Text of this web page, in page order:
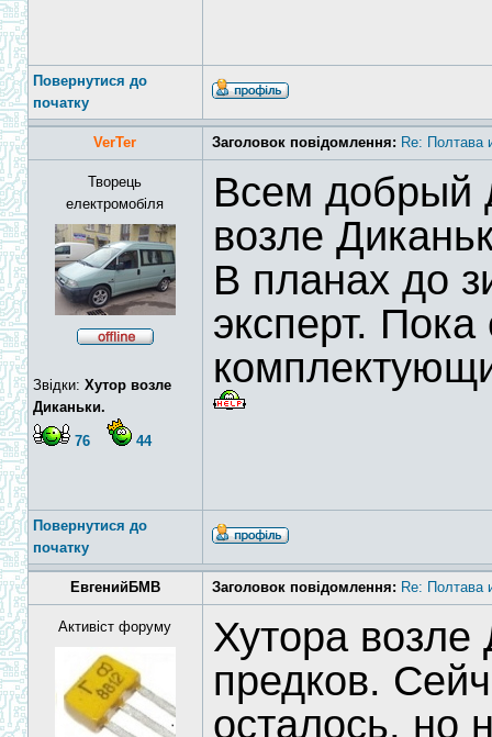
Повернутися до
початку
VerTer Заголовок повідомлення: Re: Полтава
Творець
електромобіля
Звідки: Хутор возле
Диканьки.
76 44
Всем добрый
возле
В планах до
эксперт.
Повернутися до
початку
ЕвгенийБМВ Заголовок повідомлення: Re: Полтава
Активіст форуму
Хутора
предков.
осталось, но